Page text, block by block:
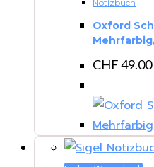
Notizbuch
Oxford
CHF49.00